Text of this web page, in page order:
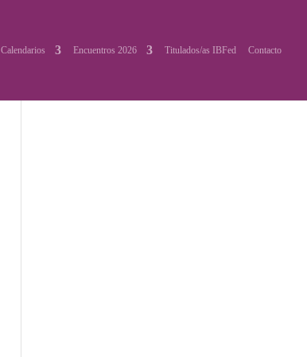
Calendarios Encuentros 2026 Titulados/as IBFed Contacto